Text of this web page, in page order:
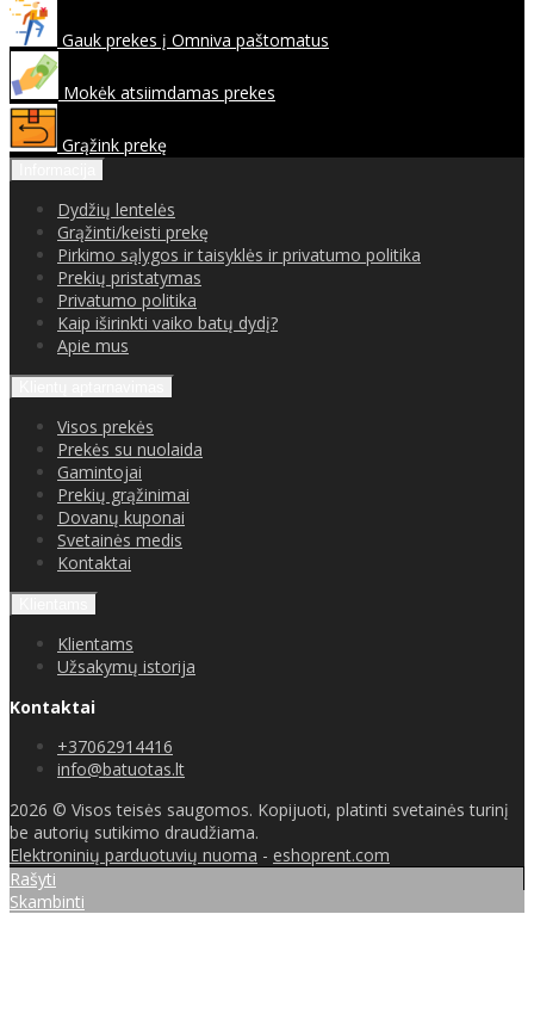
Gauk prekes į Omniva paštomatus
Mokėk atsiimdamas prekes
Grąžink prekę
Dydžių lentelės
Grąžinti/keisti prekę
Pirkimo sąlygos ir taisyklės ir privatumo politika
Prekių pristatymas
Privatumo politika
Kaip iširinkti vaiko batų dydį?
Apie mus
Visos prekės
Prekės su nuolaida
Gamintojai
Prekių grąžinimai
Dovanų kuponai
Svetainės medis
Kontaktai
Klientams
Užsakymų istorija
Kontaktai
+37062914416
info@batuotas.lt
2026 © Visos teisės saugomos. Kopijuoti, platinti svetainės turinį
be autorių sutikimo draudžiama.
Elektroninių parduotuvių nuoma - eshoprent.com
Rašyti
Skambinti